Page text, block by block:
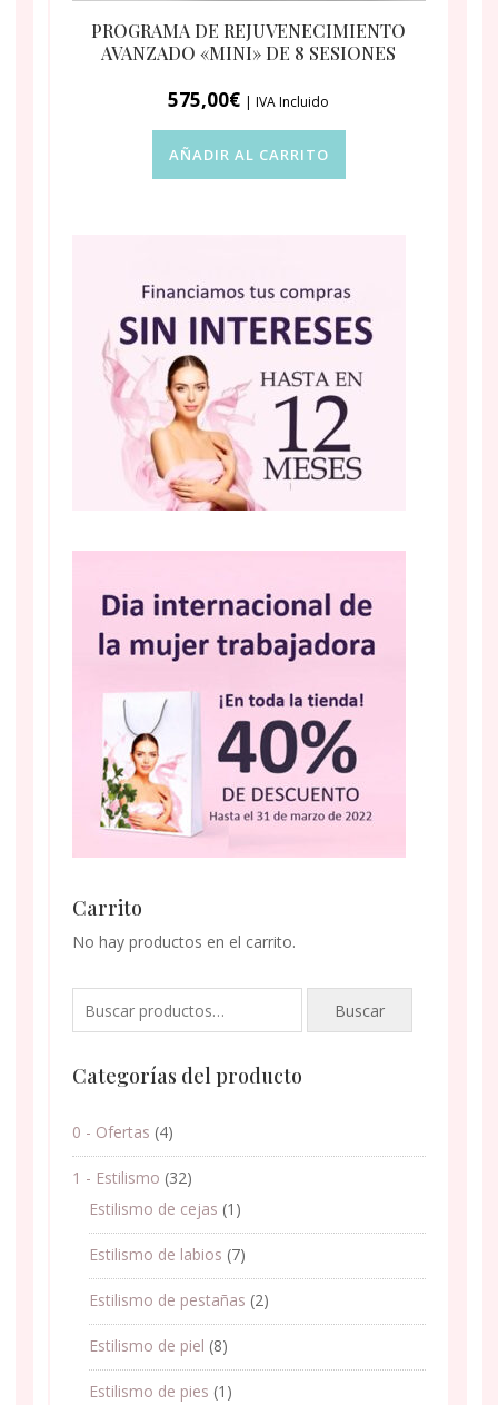
PROGRAMA DE REJUVENECIMIENTO
AVANZADO «MINI» DE 8 SESIONES
575,00€ | IVA Incluido
AÑADIR AL CARRITO
Carrito
No hay productos en el carrito.
Buscar
Categorías del producto
0 - Ofertas (4)
1 - Estilismo (32)
Estilismo de cejas (1)
Estilismo de labios (7)
Estilismo de pestañas (2)
Estilismo de piel (8)
Estilismo de pies (1)